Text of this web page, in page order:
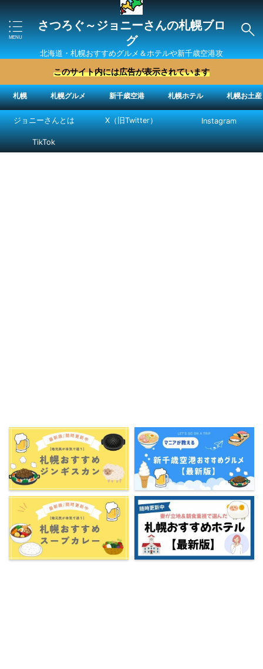
さつろぐ～ジョニーさんの札幌ブロ
グ
北海道・札幌おすすめグルメ＆ホテルや新千歳空港攻
略法を紹介 ″ジョニーさん“で検索
このサイト内には広告が表示されています
札幌 札幌グルメ 新千歳空港 札幌ホテル 札幌お土産
ジョニーさんとは X（旧Twitter） Instagram
TikTok